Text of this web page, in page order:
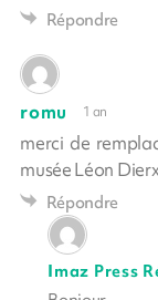
Répondre
romu 1 an
merci de
musée Léon
Répondre
Imaz Press